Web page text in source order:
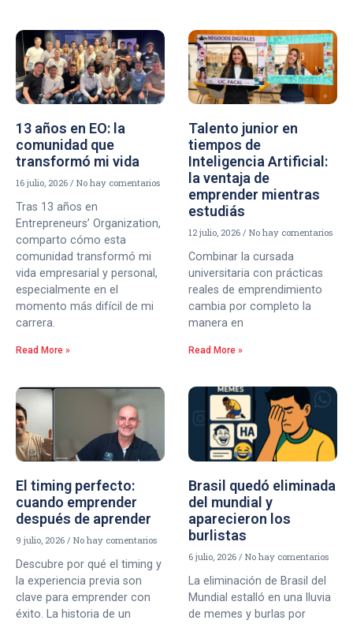
13 años en EO: la
comunidad que
transformó mi vida
16 julio, 2026 No hay comentarios
Tras 13 años en
Entrepreneurs’ Organization,
comparto cómo esta
comunidad transformó mi
vida empresarial y personal,
especialmente en el
momento más difícil de mi
carrera.
Read More »
Talento junior en
tiempos de
Inteligencia Artificial:
la ventaja de
emprender mientras
estudiás
12 julio, 2026 No hay comentarios
Combinar la cursada
universitaria con prácticas
reales de emprendimiento
cambia por completo la
manera en
Read More »
El timing perfecto:
cuando emprender
después de aprender
9 julio, 2026 No hay comentarios
Descubre por qué el timing y
la experiencia previa son
clave para emprender con
éxito. La historia de un
Brasil quedó eliminada
del mundial y
aparecieron los
burlistas
6 julio, 2026 No hay comentarios
La eliminación de Brasil del
Mundial estalló en una lluvia
de memes y burlas por